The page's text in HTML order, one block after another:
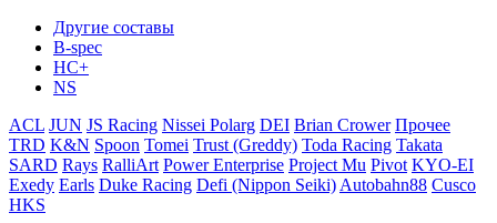
Другие составы
B-spec
HC+
NS
ACL JUN JS Racing Nissei Polarg DEI Brian Crower Прочее
TRD K&N Spoon Tomei Trust (Greddy) Toda Racing Takata
SARD Rays RalliArt Power Enterprise Project Mu Pivot KYO-EI
Exedy Earls Duke Racing Defi (Nippon Seiki) Autobahn88 Cusco
HKS